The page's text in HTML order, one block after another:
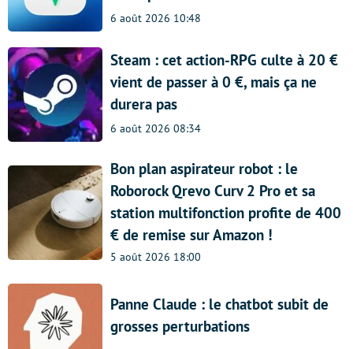
6 août 2026 10:48
Steam : cet action-RPG culte à 20 €
vient de passer à 0 €, mais ça ne
durera pas
6 août 2026 08:34
Bon plan aspirateur robot : le
Roborock Qrevo Curv 2 Pro et sa
station multifonction profite de 400
€ de remise sur Amazon !
5 août 2026 18:00
Panne Claude : le chatbot subit de
grosses perturbations